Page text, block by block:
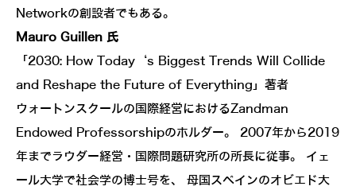
Networkの創設者でもある。
Mauro Guillen 氏
「2030: How Today‘s Biggest Trends Will Collide
and Reshape the Future of Everything」著者
ウォートンスクールの国際経営におけるZandman
Endowed Professorshipのホルダー。 2007年から2019
年までラウダー経営・国際問題研究所の所長に従事。 イェ
ール大学で社会学の博士号を、 母国スペインのオビエド大